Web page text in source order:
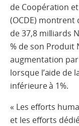
de Coopération
(OCDE) montrent
de 37,8 milliards
% de son Produit
augmentation
lorsque l’aide de
inférieure à 1%.
« Les efforts
et les efforts